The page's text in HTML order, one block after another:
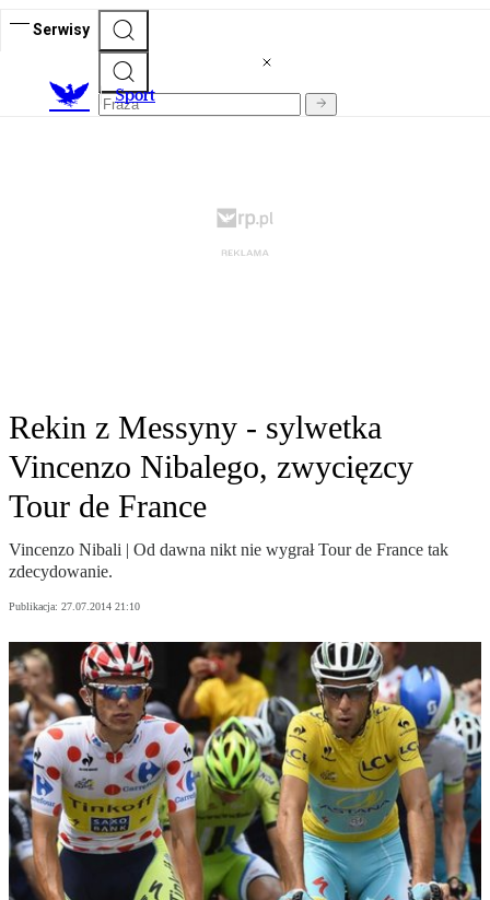
Serwisy
Sport
Rekin z Messyny - sylwetka
Vincenzo Nibalego, zwycięzcy
Tour de France
Vincenzo Nibali | Od dawna nikt nie wygrał Tour de France tak
zdecydowanie.
Publikacja: 27.07.2014 21:10